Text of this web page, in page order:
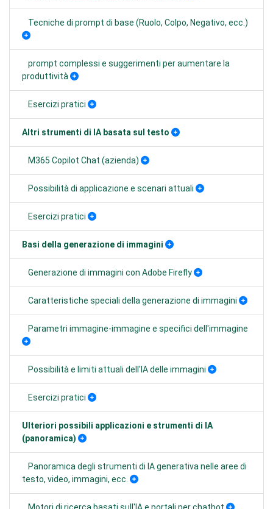
Tecniche di prompt di base (Ruolo, Colpo, Negativo, ecc.)
prompt complessi e suggerimenti per aumentare la
produttività
Esercizi pratici
Altri strumenti di IA basata sul testo
M365 Copilot Chat (azienda)
Possibilità di applicazione e scenari attuali
Esercizi pratici
Basi della generazione di immagini
Generazione di immagini con Adobe Firefly
Caratteristiche speciali della generazione di immagini
Parametri immagine-immagine e specifici dell'immagine
Possibilità e limiti attuali dell'IA delle immagini
Esercizi pratici
Ulteriori possibili applicazioni e strumenti di IA
(panoramica)
Panoramica degli strumenti di IA generativa nelle aree di
testo, video, immagini, ecc.